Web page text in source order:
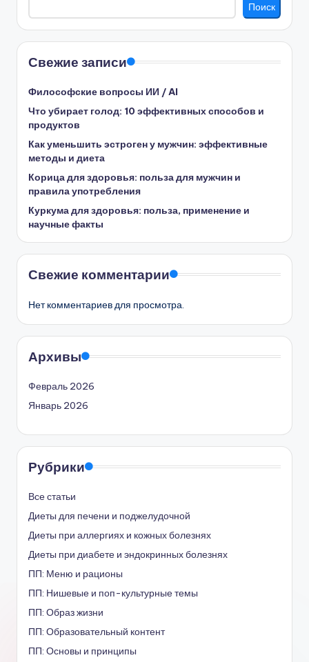
Поиск
Свежие записи
Философские вопросы ИИ / AI
Что убирает голод: 10 эффективных способов и
продуктов
Как уменьшить эстроген у мужчин: эффективные
методы и диета
Корица для здоровья: польза для мужчин и
правила употребления
Куркума для здоровья: польза, применение и
научные факты
Свежие комментарии
Нет комментариев для просмотра.
Архивы
Февраль 2026
Январь 2026
Рубрики
Все статьи
Диеты для печени и поджелудочной
Диеты при аллергиях и кожных болезнях
Диеты при диабете и эндокринных болезнях
ПП: Меню и рационы
ПП: Нишевые и поп-культурные темы
ПП: Образ жизни
ПП: Образовательный контент
ПП: Основы и принципы